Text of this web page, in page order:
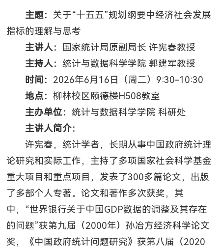
主题： 关于“十五五”规划纲要中经济社会发展
指标的理解与思考
主讲人：
国家统计局原副局长 许宪春教授
主持人： 统计与数据科学学院 郭建军教授
时间： 2026年6月16日（周二）9:30-10:30
地点： 柳林校区颐德楼H508教室
主办单位： 统计与数据科学学院 科研处
主讲人简介：
许宪春，统计学者，长期从事中国政府统计理
论研究和实际工作，主持了多项国家社会科学基金
重大项目和重点项目，发表了300多篇论文，出版
了多部个人专著。论文和著作多次获奖，其
中，“世界银行关于中国GDP数据的调整及其存在
的问题”获第九届（2000年）孙冶方经济科学论文
奖，《中国政府统计问题研究》获第八届（2020